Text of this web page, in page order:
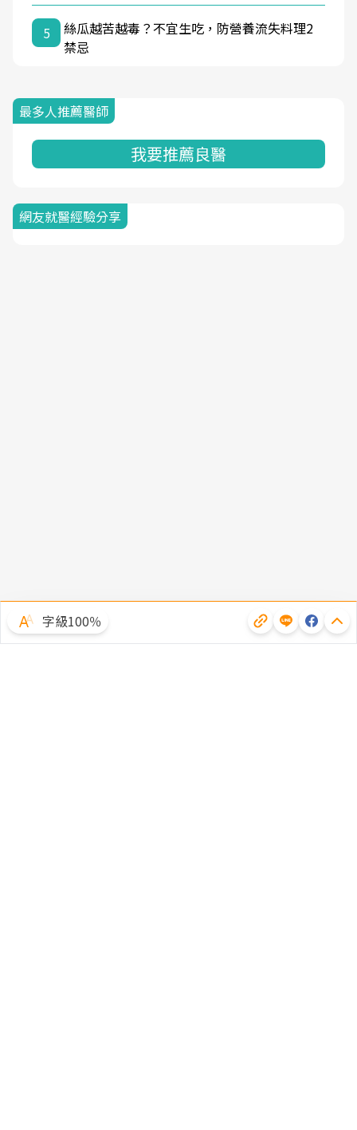
5
絲瓜越苦越毒？不宜生吃，防營養流失料理2
禁忌
最多人推薦醫師
我要推薦良醫
網友就醫經驗分享
字級100％